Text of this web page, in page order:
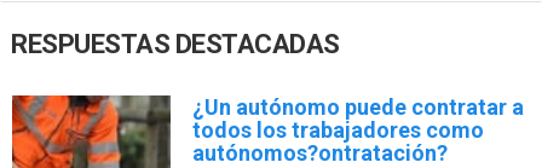
RESPUESTAS DESTACADAS
¿Un autónomo puede contratar a
todos los trabajadores como
autónomos?ontratación?